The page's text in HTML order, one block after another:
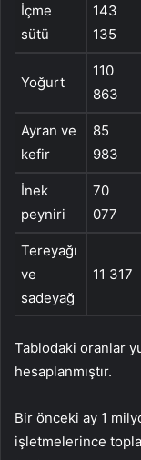
İçme
sütü
143
135
Yoğurt
110
863
Ayran ve
kefir
85
983
İnek
peyniri
70
077
Tereyağı
ve
sadeyağ
11 317
Tablodaki oranlar
hesaplanmıştır.
Bir önceki ay 1
işletmelerince